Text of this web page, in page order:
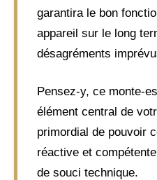
garantira le bon
appareil sur le long
désagréments
Pensez-y, ce monte-
élément central de
primordial de pouvoir
réactive et
de souci technique.